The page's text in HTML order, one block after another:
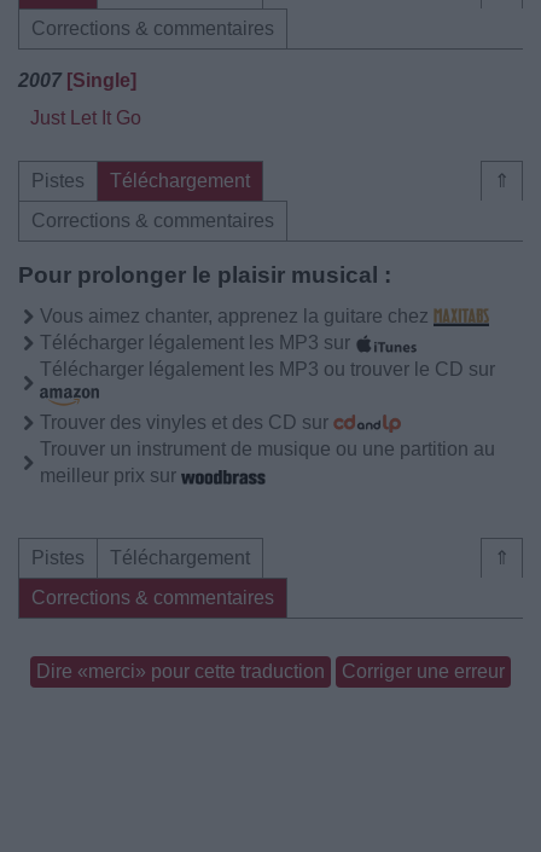
Corrections & commentaires
2007 [Single]
Just Let It Go
⇑
Pistes
Téléchargement
Corrections & commentaires
Pour prolonger le plaisir musical :
Vous aimez chanter, apprenez la guitare chez
Télécharger légalement les MP3 sur
Télécharger légalement les MP3 ou trouver le CD sur
Trouver des vinyles et des CD sur
Trouver un instrument de musique ou une partition au
meilleur prix sur
⇑
Pistes
Téléchargement
Corrections & commentaires
Dire «merci» pour cette traduction Corriger une erreur